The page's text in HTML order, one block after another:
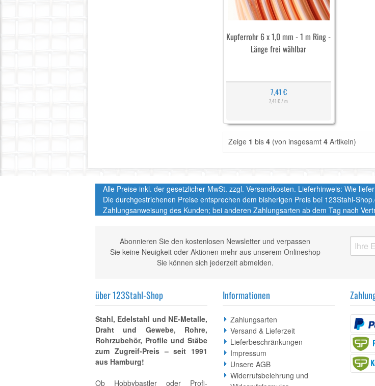
Kupferrohr 6 x 1,0 mm - 1 m Ring -
Länge frei wählbar
7,41 €
7,41 € / m
Zeige 1 bis 4 (von insgesamt 4 Artikeln)
Alle Preise inkl. der gesetzlicher MwSt. zzgl. Versandkosten. Lieferhinweis: Wie
Die durchgestrichenen Preise entsprechen dem bisherigen Preis bei 123Stahl-
Zahlungsanweisung des Kunden; bei anderen Zahlungsarten ab dem Tag nach
Abonnieren Sie den kostenlosen Newsletter und verpassen
Sie keine Neuigkeit oder Aktionen mehr aus unserem Onlineshop
Sie können sich jederzeit abmelden.
über 123Stahl-Shop
Stahl, Edelstahl und NE-Metalle,
Draht und Gewebe, Rohre,
Rohrzubehör, Profile und Stäbe
zum Zugreif-Preis – seit 1991
aus Hamburg!
Ob Hobbybastler oder Profi-
Informationen
Zahlungsarten
Versand & Lieferzeit
Lieferbeschränkungen
Impressum
Unsere AGB
Widerrufsbelehrung und